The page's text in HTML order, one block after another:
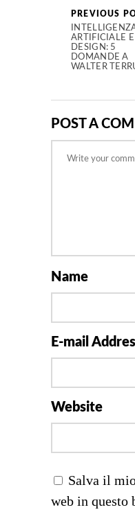
PREVIOUS
ARTIFICIALE E
DESIGN: 5
DOMANDE A
WALTER
POST A
Name
E-mail
Website
Salva il
web in questo